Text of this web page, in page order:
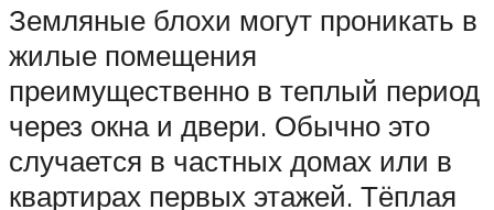
Земляные блохи могут проникать в
жилые помещения
преимущественно в теплый период
через окна и двери. Обычно это
случается в частных домах или в
квартирах первых этажей. Тёплая